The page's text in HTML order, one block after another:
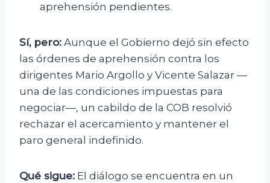
aprehensión pendientes.
Sí, pero: Aunque el Gobierno dejó sin efecto
las órdenes de aprehensión contra los
dirigentes Mario Argollo y Vicente Salazar —
una de las condiciones impuestas para
negociar—, un cabildo de la COB resolvió
rechazar el acercamiento y mantener el
paro general indefinido.
Qué sigue: El diálogo se encuentra en un